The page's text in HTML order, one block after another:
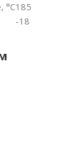
°С185
-18